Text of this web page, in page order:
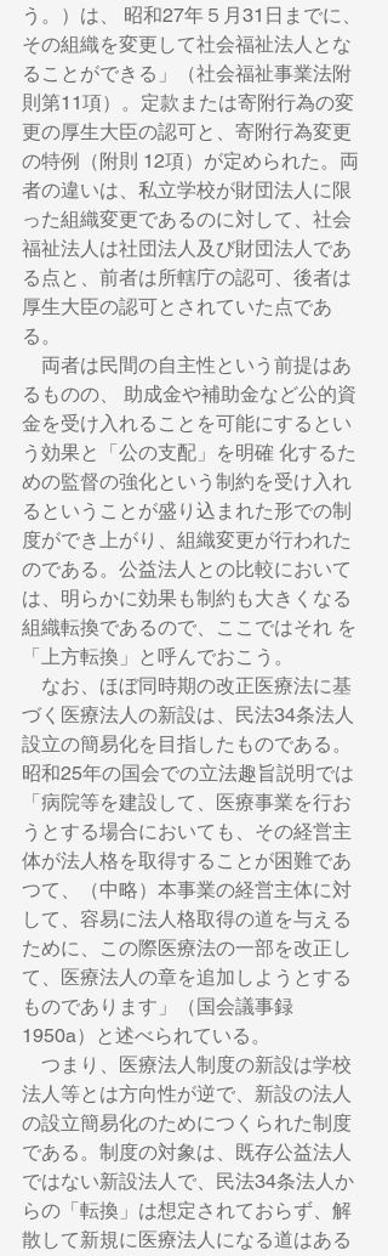
う。）は、 昭和27年５月31日までに、
その組織を変更して社会福祉法人とな
ることができる」（社会福祉事業法附
則第11項）。定款または寄附行為の変
更の厚生大臣の認可と、寄附行為変更
の特例（附則 12項）が定められた。両
者の違いは、私立学校が財団法人に限
った組織変更であるのに対して、社会
福祉法人は社団法人及び財団法人であ
る点と、前者は所轄庁の認可、後者は
厚生大臣の認可とされていた点であ
る。
両者は民間の自主性という前提はあ
るものの、 助成金や補助金など公的資
金を受け入れることを可能にするとい
う効果と「公の支配」を明確 化するた
めの監督の強化という制約を受け入れ
るということが盛り込まれた形での制
度ができ上がり、組織変更が行われた
のである。公益法人との比較において
は、明らかに効果も制約も大きくなる
組織転換であるので、ここではそれ を
「上方転換」と呼んでおこう。
なお、ほぼ同時期の改正医療法に基
づく医療法人の新設は、民法34条法人
設立の簡易化を目指したものである。
昭和25年の国会での立法趣旨説明では
「病院等を建設して、医療事業を行お
うとする場合においても、その経営主
体が法人格を取得することが困難であ
つて、（中略）本事業の経営主体に対
して、容易に法人格取得の道を与える
ために、この際医療法の一部を改正し
て、医療法人の章を追加しようとする
ものであります」（国会議事録
1950a）と述べられている。
つまり、医療法人制度の新設は学校
法人等とは方向性が逆で、新設の法人
の設立簡易化のためにつくられた制度
である。制度の対象は、既存公益法人
ではない新設法人で、民法34条法人か
らの「転換」は想定されておらず、解
散して新規に医療法人になる道はある